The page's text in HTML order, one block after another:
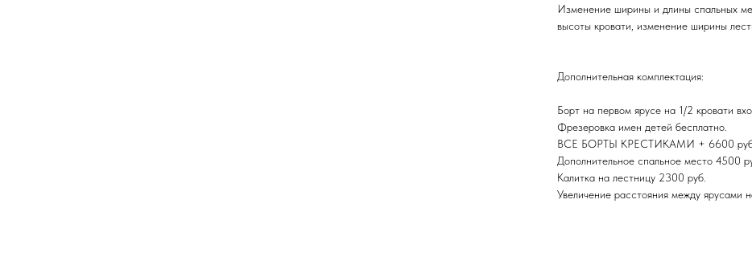
Изменение ширины и длины спальных
высоты кровати, изменение ширины
Дополнительная комплектация:
Борт на первом ярусе на 1/2 кровати
Фрезеровка имен детей бесплатно.
ВСЕ БОРТЫ КРЕСТИКАМИ + 6600
Дополнительное спальное место 4500
Калитка на лестницу 2300 руб.
Увеличение расстояния между ярусами